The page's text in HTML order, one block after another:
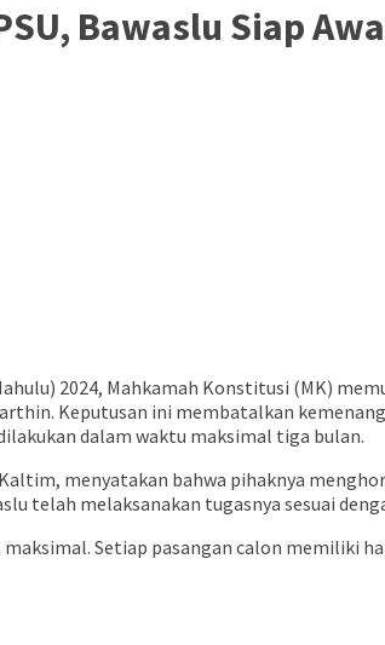
Bawaslu Siap
2024, Mahkamah Konstitusi (MK)
Keputusan ini membatalkan
dalam waktu maksimal tiga bulan.
menyatakan bahwa pihaknya
telah melaksanakan tugasnya sesuai
Setiap pasangan calon memiliki